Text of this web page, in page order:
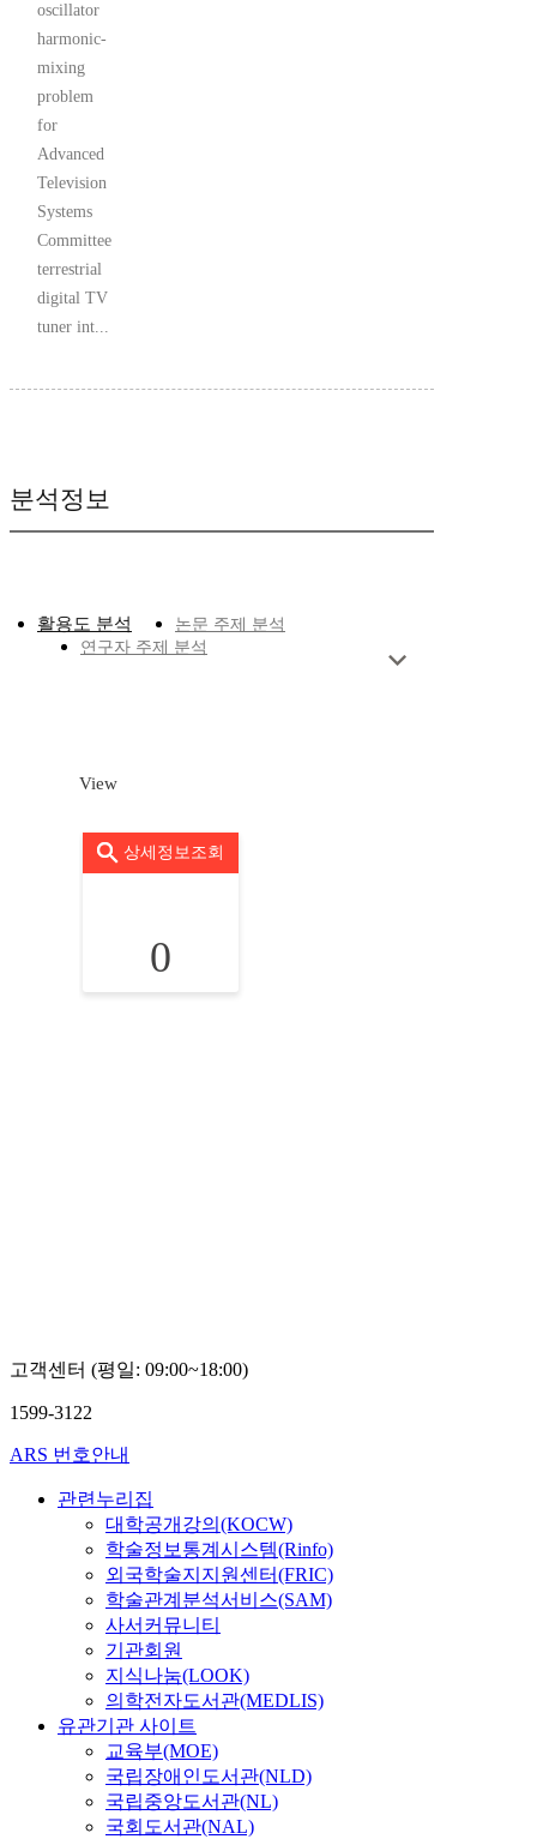
oscillator
harmonic-
mixing
problem
for
Advanced
Television
Systems
Committee
terrestrial
digital TV
tuner int...
분석정보
활용도 분석
논문 주제 분석
연구자 주제 분석
View
상세정보조회
0
고객센터 (평일: 09:00~18:00)
1599-3122
ARS 번호안내
관련누리집
대학공개강의(KOCW)
학술정보통계시스템(Rinfo)
외국학술지지원센터(FRIC)
학술관계분석서비스(SAM)
사서커뮤니티
기관회원
지식나눔(LOOK)
의학전자도서관(MEDLIS)
유관기관 사이트
교육부(MOE)
국립장애인도서관(NLD)
국립중앙도서관(NL)
국회도서관(NAL)